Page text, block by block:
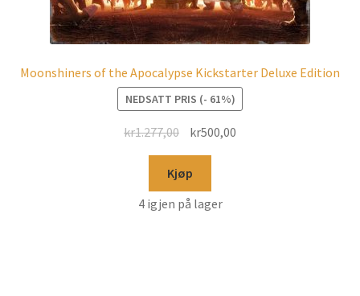
Moonshiners of the Apocalypse Kickstarter Deluxe Edition
NEDSATT PRIS (- 61%)
kr1.277,00 kr500,00
Kjøp
4 igjen på lager